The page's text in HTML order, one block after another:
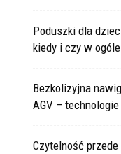
Poduszki dla
kiedy i czy w
Bezkolizyjna
AGV –
Czytelność